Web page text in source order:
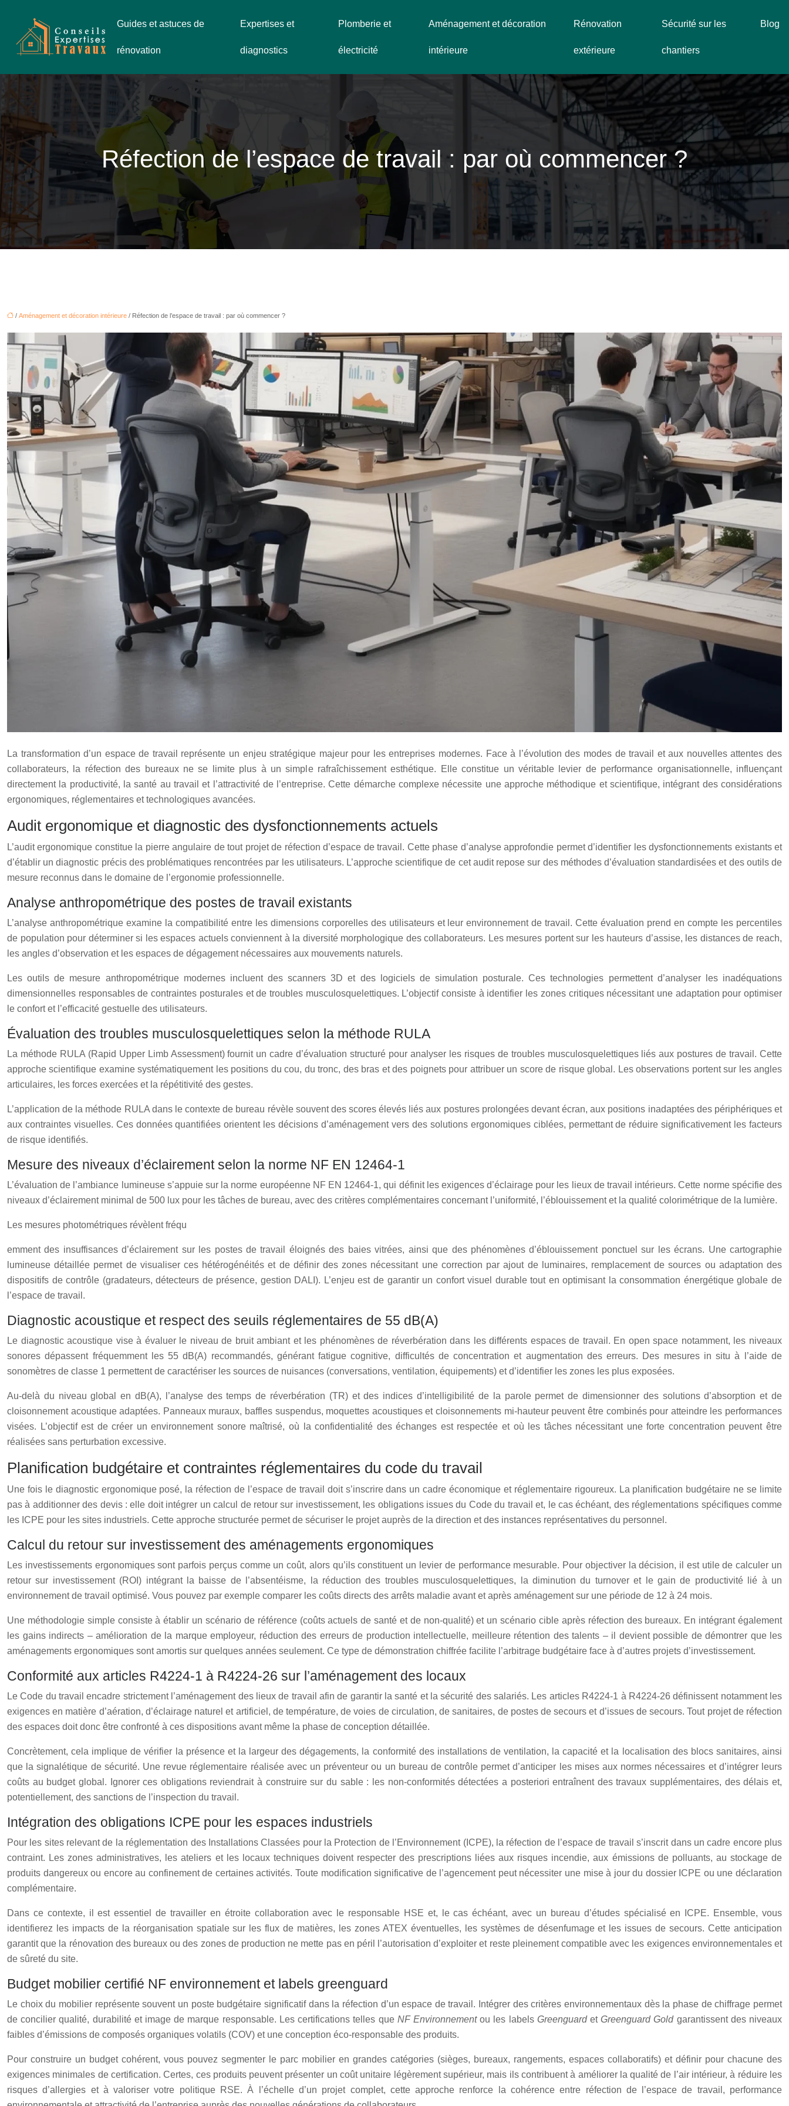
Guides et astuces de
rénovation
Expertises et
diagnostics
Plomberie et
électricité
Aménagement et décoration
intérieure
Rénovation
extérieure
Sécurité sur les
chantiers
Blog
Réfection de l’espace de travail : par où commencer ?
/ Aménagement et décoration intérieure / Réfection de l’espace de travail : par où commencer ?
La transformation d’un espace de travail représente un enjeu stratégique majeur pour les entreprises modernes. Face à l’évolution des modes de travail et aux nouvelles attentes des
collaborateurs, la réfection des bureaux ne se limite plus à un simple rafraîchissement esthétique. Elle constitue un véritable levier de performance organisationnelle, influençant
directement la productivité, la santé au travail et l’attractivité de l’entreprise. Cette démarche complexe nécessite une approche méthodique et scientifique, intégrant des considérations
ergonomiques, réglementaires et technologiques avancées.
Audit ergonomique et diagnostic des dysfonctionnements actuels
L’audit ergonomique constitue la pierre angulaire de tout projet de réfection d’espace de travail. Cette phase d’analyse approfondie permet d’identifier les dysfonctionnements existants et
d’établir un diagnostic précis des problématiques rencontrées par les utilisateurs. L’approche scientifique de cet audit repose sur des méthodes d’évaluation standardisées et des outils de
mesure reconnus dans le domaine de l’ergonomie professionnelle.
Analyse anthropométrique des postes de travail existants
L’analyse anthropométrique examine la compatibilité entre les dimensions corporelles des utilisateurs et leur environnement de travail. Cette évaluation prend en compte les percentiles
de population pour déterminer si les espaces actuels conviennent à la diversité morphologique des collaborateurs. Les mesures portent sur les hauteurs d’assise, les distances de reach,
les angles d’observation et les espaces de dégagement nécessaires aux mouvements naturels.
Les outils de mesure anthropométrique modernes incluent des scanners 3D et des logiciels de simulation posturale. Ces technologies permettent d’analyser les inadéquations
dimensionnelles responsables de contraintes posturales et de troubles musculosquelettiques. L’objectif consiste à identifier les zones critiques nécessitant une adaptation pour optimiser
le confort et l’efficacité gestuelle des utilisateurs.
Évaluation des troubles musculosquelettiques selon la méthode RULA
La méthode RULA (Rapid Upper Limb Assessment) fournit un cadre d’évaluation structuré pour analyser les risques de troubles musculosquelettiques liés aux postures de travail. Cette
approche scientifique examine systématiquement les positions du cou, du tronc, des bras et des poignets pour attribuer un score de risque global. Les observations portent sur les angles
articulaires, les forces exercées et la répétitivité des gestes.
L’application de la méthode RULA dans le contexte de bureau révèle souvent des scores élevés liés aux postures prolongées devant écran, aux positions inadaptées des périphériques et
aux contraintes visuelles. Ces données quantifiées orientent les décisions d’aménagement vers des solutions ergonomiques ciblées, permettant de réduire significativement les facteurs
de risque identifiés.
Mesure des niveaux d’éclairement selon la norme NF EN 12464-1
L’évaluation de l’ambiance lumineuse s’appuie sur la norme européenne NF EN 12464-1, qui définit les exigences d’éclairage pour les lieux de travail intérieurs. Cette norme spécifie des
niveaux d’éclairement minimal de 500 lux pour les tâches de bureau, avec des critères complémentaires concernant l’uniformité, l’éblouissement et la qualité colorimétrique de la lumière.
Les mesures photométriques révèlent fréqu
emment des insuffisances d’éclairement sur les postes de travail éloignés des baies vitrées, ainsi que des phénomènes d’éblouissement ponctuel sur les écrans. Une cartographie
lumineuse détaillée permet de visualiser ces hétérogénéités et de définir des zones nécessitant une correction par ajout de luminaires, remplacement de sources ou adaptation des
dispositifs de contrôle (gradateurs, détecteurs de présence, gestion DALI). L’enjeu est de garantir un confort visuel durable tout en optimisant la consommation énergétique globale de
l’espace de travail.
Diagnostic acoustique et respect des seuils réglementaires de 55 dB(A)
Le diagnostic acoustique vise à évaluer le niveau de bruit ambiant et les phénomènes de réverbération dans les différents espaces de travail. En open space notamment, les niveaux
sonores dépassent fréquemment les 55 dB(A) recommandés, générant fatigue cognitive, difficultés de concentration et augmentation des erreurs. Des mesures in situ à l’aide de
sonomètres de classe 1 permettent de caractériser les sources de nuisances (conversations, ventilation, équipements) et d’identifier les zones les plus exposées.
Au-delà du niveau global en dB(A), l’analyse des temps de réverbération (TR) et des indices d’intelligibilité de la parole permet de dimensionner des solutions d’absorption et de
cloisonnement acoustique adaptées. Panneaux muraux, baffles suspendus, moquettes acoustiques et cloisonnements mi‑hauteur peuvent être combinés pour atteindre les performances
visées. L’objectif est de créer un environnement sonore maîtrisé, où la confidentialité des échanges est respectée et où les tâches nécessitant une forte concentration peuvent être
réalisées sans perturbation excessive.
Planification budgétaire et contraintes réglementaires du code du travail
Une fois le diagnostic ergonomique posé, la réfection de l’espace de travail doit s’inscrire dans un cadre économique et réglementaire rigoureux. La planification budgétaire ne se limite
pas à additionner des devis : elle doit intégrer un calcul de retour sur investissement, les obligations issues du Code du travail et, le cas échéant, des réglementations spécifiques comme
les ICPE pour les sites industriels. Cette approche structurée permet de sécuriser le projet auprès de la direction et des instances représentatives du personnel.
Calcul du retour sur investissement des aménagements ergonomiques
Les investissements ergonomiques sont parfois perçus comme un coût, alors qu’ils constituent un levier de performance mesurable. Pour objectiver la décision, il est utile de calculer un
retour sur investissement (ROI) intégrant la baisse de l’absentéisme, la réduction des troubles musculosquelettiques, la diminution du turnover et le gain de productivité lié à un
environnement de travail optimisé. Vous pouvez par exemple comparer les coûts directs des arrêts maladie avant et après aménagement sur une période de 12 à 24 mois.
Une méthodologie simple consiste à établir un scénario de référence (coûts actuels de santé et de non‑qualité) et un scénario cible après réfection des bureaux. En intégrant également
les gains indirects – amélioration de la marque employeur, réduction des erreurs de production intellectuelle, meilleure rétention des talents – il devient possible de démontrer que les
aménagements ergonomiques sont amortis sur quelques années seulement. Ce type de démonstration chiffrée facilite l’arbitrage budgétaire face à d’autres projets d’investissement.
Conformité aux articles R4224-1 à R4224-26 sur l’aménagement des locaux
Le Code du travail encadre strictement l’aménagement des lieux de travail afin de garantir la santé et la sécurité des salariés. Les articles R4224-1 à R4224-26 définissent notamment les
exigences en matière d’aération, d’éclairage naturel et artificiel, de température, de voies de circulation, de sanitaires, de postes de secours et d’issues de secours. Tout projet de réfection
des espaces doit donc être confronté à ces dispositions avant même la phase de conception détaillée.
Concrètement, cela implique de vérifier la présence et la largeur des dégagements, la conformité des installations de ventilation, la capacité et la localisation des blocs sanitaires, ainsi
que la signalétique de sécurité. Une revue réglementaire réalisée avec un préventeur ou un bureau de contrôle permet d’anticiper les mises aux normes nécessaires et d’intégrer leurs
coûts au budget global. Ignorer ces obligations reviendrait à construire sur du sable : les non‑conformités détectées a posteriori entraînent des travaux supplémentaires, des délais et,
potentiellement, des sanctions de l’inspection du travail.
Intégration des obligations ICPE pour les espaces industriels
Pour les sites relevant de la réglementation des Installations Classées pour la Protection de l’Environnement (ICPE), la réfection de l’espace de travail s’inscrit dans un cadre encore plus
contraint. Les zones administratives, les ateliers et les locaux techniques doivent respecter des prescriptions liées aux risques incendie, aux émissions de polluants, au stockage de
produits dangereux ou encore au confinement de certaines activités. Toute modification significative de l’agencement peut nécessiter une mise à jour du dossier ICPE ou une déclaration
complémentaire.
Dans ce contexte, il est essentiel de travailler en étroite collaboration avec le responsable HSE et, le cas échéant, avec un bureau d’études spécialisé en ICPE. Ensemble, vous
identifierez les impacts de la réorganisation spatiale sur les flux de matières, les zones ATEX éventuelles, les systèmes de désenfumage et les issues de secours. Cette anticipation
garantit que la rénovation des bureaux ou des zones de production ne mette pas en péril l’autorisation d’exploiter et reste pleinement compatible avec les exigences environnementales et
de sûreté du site.
Budget mobilier certifié NF environnement et labels greenguard
Le choix du mobilier représente souvent un poste budgétaire significatif dans la réfection d’un espace de travail. Intégrer des critères environnementaux dès la phase de chiffrage permet
de concilier qualité, durabilité et image de marque responsable. Les certifications telles que NF Environnementou les labels GreenguardetGreenguard Goldgarantissent des niveaux
faibles d’émissions de composés organiques volatils (COV) et une conception éco‑responsable des produits.
Pour construire un budget cohérent, vous pouvez segmenter le parc mobilier en grandes catégories (sièges, bureaux, rangements, espaces collaboratifs) et définir pour chacune des
exigences minimales de certification. Certes, ces produits peuvent présenter un coût unitaire légèrement supérieur, mais ils contribuent à améliorer la qualité de l’air intérieur, à réduire les
risques d’allergies et à valoriser votre politique RSE. À l’échelle d’un projet complet, cette approche renforce la cohérence entre réfection de l’espace de travail, performance